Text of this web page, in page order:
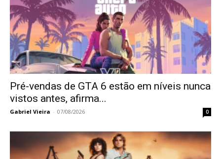
Pré-vendas de GTA 6 estão em níveis nunca
vistos antes, afirma...
Gabriel Vieira - 07/08/2026 0